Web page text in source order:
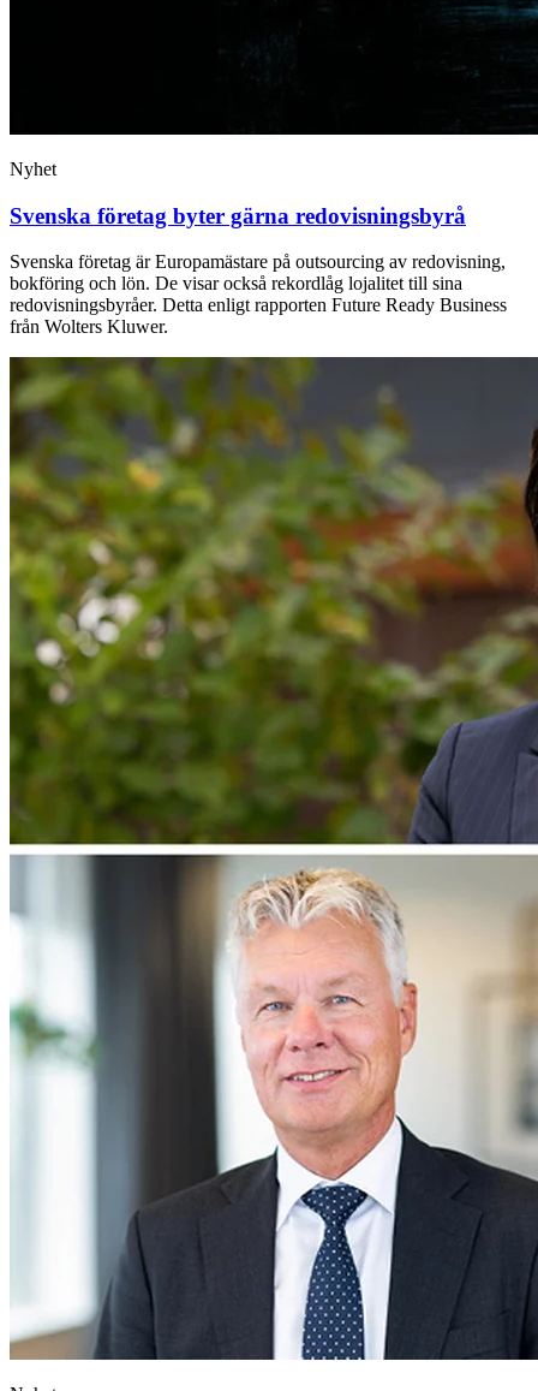
Nyhet
Svenska företag byter gärna redovisningsbyrå
Svenska företag är Europamästare på outsourcing av redovisning,
bokföring och lön. De visar också rekordlåg lojalitet till sina
redovisningsbyråer. Detta enligt rapporten Future Ready Business
från Wolters Kluwer.